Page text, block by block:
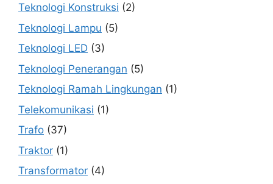
Teknologi Konstruksi (2)
Teknologi Lampu (5)
Teknologi LED (3)
Teknologi Penerangan (5)
Teknologi Ramah Lingkungan (1)
Telekomunikasi (1)
Trafo (37)
Traktor (1)
Transformator (4)